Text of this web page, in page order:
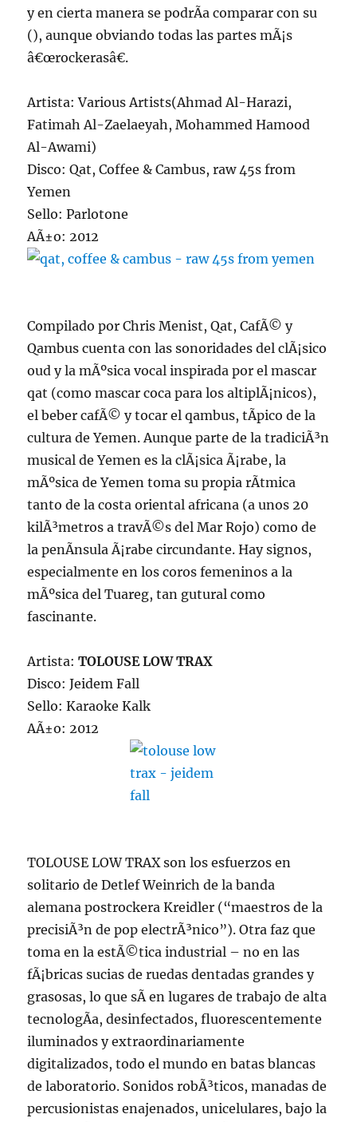
y en cierta manera se podrÃ­a comparar con su
(), aunque obviando todas las partes mÃ¡s
â€œrockerasâ€.
Artista: Various Artists(Ahmad Al-Harazi,
Fatimah Al-Zaelaeyah, Mohammed Hamood
Al-Awami)
Disco: Qat, Coffee & Cambus, raw 45s from
Yemen
Sello: Parlotone
AÃ±o: 2012
Compilado por Chris Menist, Qat, CafÃ© y
Qambus cuenta con las sonoridades del clÃ¡sico
oud y la mÃºsica vocal inspirada por el mascar
qat (como mascar coca para los altiplÃ¡nicos),
el beber cafÃ© y tocar el qambus, tÃ­pico de la
cultura de Yemen. Aunque parte de la tradiciÃ³n
musical de Yemen es la clÃ¡sica Ã¡rabe, la
mÃºsica de Yemen toma su propia rÃ­tmica
tanto de la costa oriental africana (a unos 20
kilÃ³metros a travÃ©s del Mar Rojo) como de
la penÃ­nsula Ã¡rabe circundante. Hay signos,
especialmente en los coros femeninos a la
mÃºsica del Tuareg, tan gutural como
fascinante.
Artista:TOLOUSE LOW TRAX
Disco: Jeidem Fall
Sello: Karaoke Kalk
AÃ±o: 2012
TOLOUSE LOW TRAX son los esfuerzos en
solitario de Detlef Weinrich de la banda
alemana postrockera Kreidler (“maestros de la
precisiÃ³n de pop electrÃ³nico”). Otra faz que
toma en la estÃ©tica industrial – no en las
fÃ¡bricas sucias de ruedas dentadas grandes y
grasosas, lo que sÃ­ en lugares de trabajo de alta
tecnologÃ­a, desinfectados, fluorescentemente
iluminados y extraordinariamente
digitalizados, todo el mundo en batas blancas
de laboratorio. Sonidos robÃ³ticos, manadas de
percusionistas enajenados, unicelulares, bajo la